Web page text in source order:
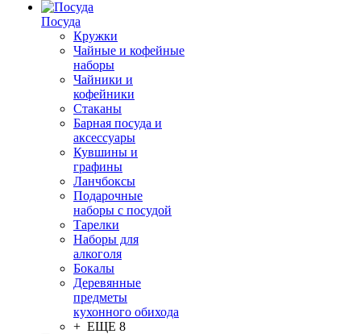
Посуда
Кружки
Чайные и кофейные
наборы
Чайники и
кофейники
Стаканы
Барная посуда и
аксессуары
Кувшины и
графины
Ланчбоксы
Подарочные
наборы с посудой
Тарелки
Наборы для
алкоголя
Бокалы
Деревянные
предметы
кухонного обихода
+ ЕЩЕ 8